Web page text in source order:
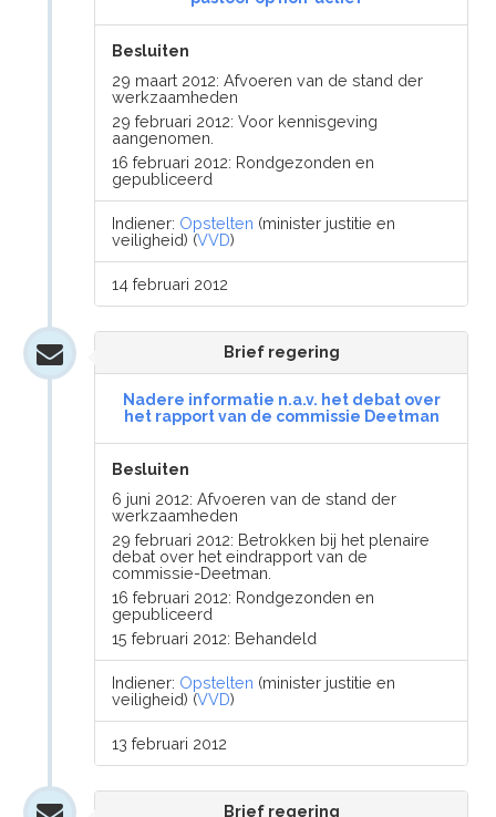
Besluiten
29 maart 2012: Afvoeren van de stand der
werkzaamheden
29 februari 2012: Voor kennisgeving
aangenomen.
16 februari 2012: Rondgezonden en
gepubliceerd
Indiener: Opstelten (minister justitie en
veiligheid) (VVD)
14 februari 2012
Brief regering
Nadere informatie n.a.v. het debat over
het rapport van de commissie Deetman
Besluiten
6 juni 2012: Afvoeren van de stand der
werkzaamheden
29 februari 2012: Betrokken bij het plenaire
debat over het eindrapport van de
commissie-Deetman.
16 februari 2012: Rondgezonden en
gepubliceerd
15 februari 2012: Behandeld
Indiener: Opstelten (minister justitie en
veiligheid) (VVD)
13 februari 2012
Brief regering